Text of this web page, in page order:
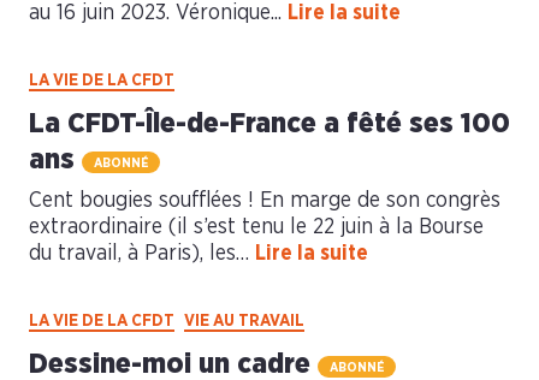
au 16 juin 2023. Véronique... Lire la suite
LA VIE DE LA CFDT
La CFDT-Île-de-France a fêté ses 100
ans
ABONNÉ
Cent bougies soufflées ! En marge de son congrès
extraordinaire (il s’est tenu le 22 juin à la Bourse
du travail, à Paris), les… Lire la suite
LA VIE DE LA CFDT VIE AU TRAVAIL
Dessine-moi un cadre ABONNÉ